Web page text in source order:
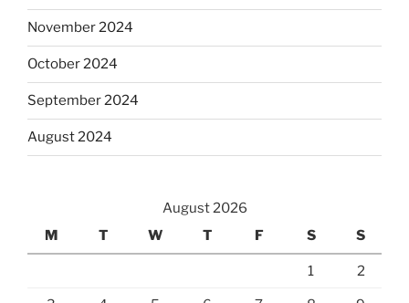
November 2024
October 2024
September 2024
August 2024
August 2026
M
T W T F S S
1 2